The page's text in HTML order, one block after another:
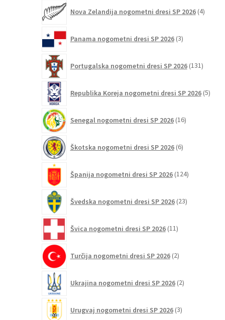
Nova Zelandija nogometni dresi SP 2026 4izdelki
Panama nogometni dresi SP 2026 3izdelki
Portugalska nogometni dresi SP 2026 131
Republika Koreja nogometni dresi SP 2026 5
Senegal nogometni dresi SP 2026 16izdelkov
Škotska nogometni dresi SP 2026 6izdelkov
Španija nogometni dresi SP 2026 124izdelkov
Švedska nogometni dresi SP 2026 23izdelkov
Švica nogometni dresi SP 2026 11izdelkov
Turčija nogometni dresi SP 2026 2izdelka
Ukrajina nogometni dresi SP 2026 2izdelka
Urugvaj nogometni dresi SP 2026 3izdelki